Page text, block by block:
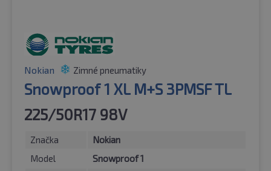
Nokian Zimné pneumatiky
Snowproof 1 XL M+S 3PMSF TL
225/50R17 98V
Značka
Nokian
Model
Snowproof 1